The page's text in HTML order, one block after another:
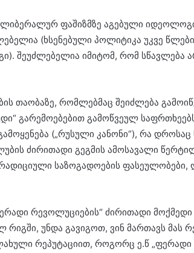
ლიბერალურ ფაშიზმზე აგებული
(ხსენებული პოლიტიკა უკვე
შეუძლებელია იმიტომ, რომ სწავლება
თაობაზე, რომლებმაც შეიძლება
გარემოებებით გამოწვეულ
(„რუსული კანონი“), რა
ძირითადი გეგმის ამოსავალი
საზოგადოების ფასეულობები,
რევოლუციების“ ძირითადი მოქმედი
უნდა გავიგოთ, ვინ მართავს მას
რეპუტაციით, როგორც ე.წ